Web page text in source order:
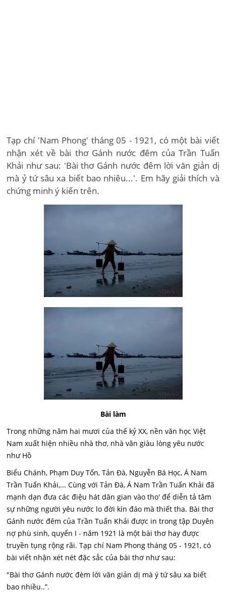
Tạp chí 'Nam Phong' tháng 05 - 1921, có một bài viết
nhận xét về bài thơ Gánh nước đêm của Trần Tuấn
Khải như sau: 'Bài thơ Gánh nước đêm lời văn giản dị
mà ỷ tứ sâu xa biết bao nhiêu...'. Em hãy giải thích và
chứng minh ý kiến trên.
Bài làm
Trong những năm hai mươi của thế kỷ XX, nền văn học Việt
Nam xuất hiện nhiều nhà thơ, nhà văn giàu lòng yêu nước
như Hồ
Biểu Chánh, Phạm Duy Tốn, Tản Đà, Nguyễn Bá Học, Á Nam
Trần Tuấn Khải,... Cùng với Tản Đà, Á Nam Trần Tuấn Khải đã
mạnh dạn đưa các điệu hát dân gian vào tho' để diễn tả tâm
sự những người yêu nước lo đời kín đáo mà thiết tha. Bài thơ
Gánh nước đêm của Trần Tuấn Khải được in trong tập Duyên
nợ phù sinh, quyển I - năm 1921 là một bài thơ hay được
truyền tụng rộng rãi. Tạp chí Nam Phong tháng 05 - 1921, có
bài viết nhận xét nét đặc sắc của bài thơ như sau:
"Bài thơ Gánh nước đèm lời văn giản dị mà ý tứ sâu xa biết
bao nhiều..”.